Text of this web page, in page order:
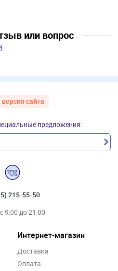
или вопрос
сайта
предложения:
215-55-50
9:00 до 21:00
Интернет-магазин
Доставка
Оплата